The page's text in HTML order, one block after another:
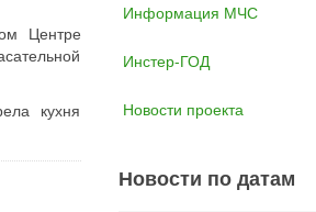
Центре
кухня
Информация МЧС
Инстер-ГОД
Новости проекта
Новости по датам